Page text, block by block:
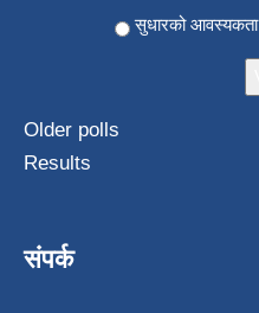
सुधारको आवस्यकता
Older polls
Results
संपर्क